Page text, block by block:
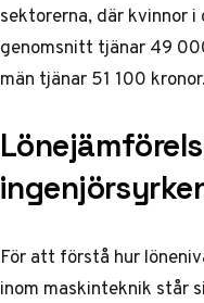
sektorerna, där kvinnor
genomsnitt tjänar 49
män tjänar 51 100 kronor.
För att förstå hur
inom maskinteknik står